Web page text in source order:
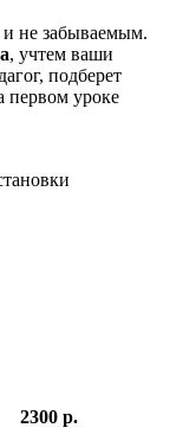
не забываемым.
, учтем ваши
подберет
первом уроке
2300 р.